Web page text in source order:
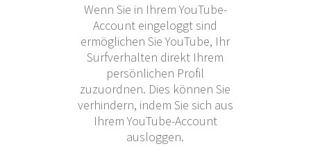
Wenn Sie in Ihrem YouTube-
Account eingeloggt sind
ermöglichen Sie YouTube, Ihr
Surfverhalten direkt Ihrem
persönlichen Profil
zuzuordnen. Dies können Sie
verhindern, indem Sie sich aus
Ihrem YouTube-Account
ausloggen.